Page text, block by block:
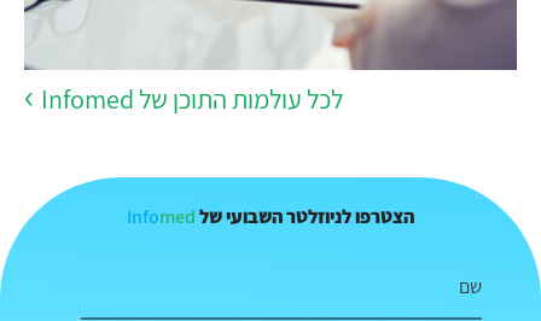
לכל עולמות התוכן של Infomed
הצטרפו לניוזלטר השבועי של Infomed
שם